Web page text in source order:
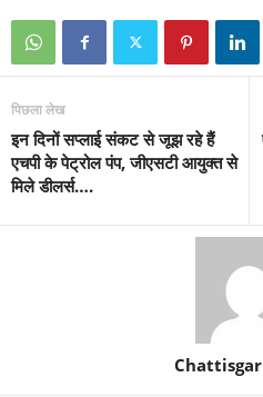
पिछला लेख
इन दिनों सप्लाई संकट से जूझ रहे हैं
एचपी के पेट्रोल पंप, जीएसटी आयुक्त से
मिले डीलर्स….